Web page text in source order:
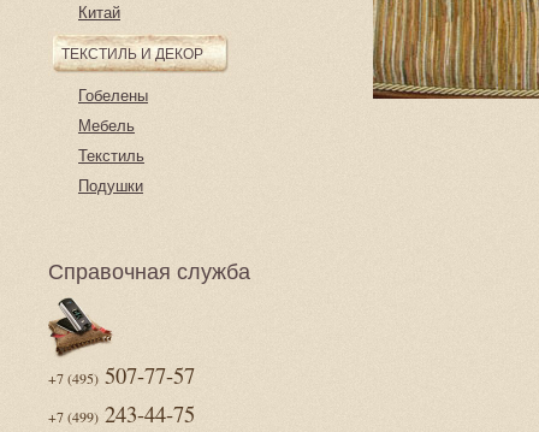
Китай
ТЕКСТИЛЬ И ДЕКОР
Гобелены
Мебель
Текстиль
Подушки
Справочная служба
+7 (495) 507-77-57
+7 (499) 243-44-75